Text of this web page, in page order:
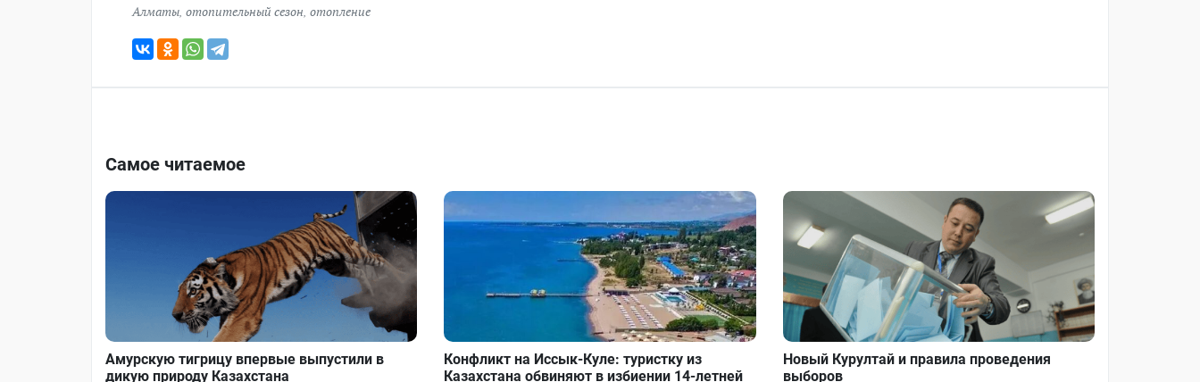
Алматы, отопительный сезон, отопление
Самое читаемое
Амурскую тигрицу впервые выпустили в
дикую природу Казахстана
Конфликт на Иссык-Куле: туристку из
Казахстана обвиняют в избиении 14-летней
Новый Курултай и правила проведения
выборов